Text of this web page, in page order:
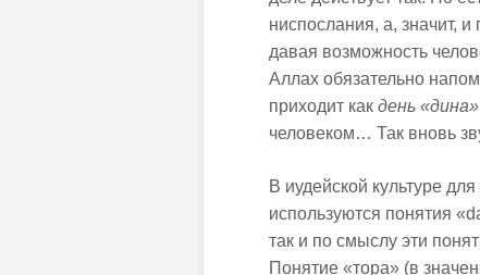
ниспослания, а, значит,
давая возможность
Аллах обязательно
приходит как день «дина»
человеком… Так вновь
В иудейской культуре
используются понятия
так и по смыслу эти
Понятие «тора» (в